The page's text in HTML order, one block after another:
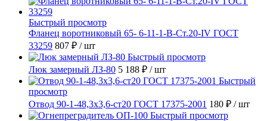
Быстрый просмотр
Фланец воротниковый 65- 6-11-1-B-Ст.20-IV ГОСТ
33259 807 ₽ / шт
Быстрый просмотр
Люк замерный ЛЗ-80 5 188 ₽ / шт
Быстрый
просмотр
Отвод 90-1-48,3х3,6-ст20 ГОСТ 17375-2001 180 ₽ / шт
Быстрый просмотр